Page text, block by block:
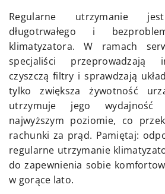
Regularne utrzymanie
długotrwałego i
klimatyzatora. W ramach
specjaliści przeprowadzają
czyszczą filtry i sprawdzają
tylko zwiększa żywotność
utrzymuje jego wydajność
najwyższym poziomie, co
rachunki za prąd. Pamiętaj:
regularne utrzymanie
do zapewnienia sobie
w gorące lato.